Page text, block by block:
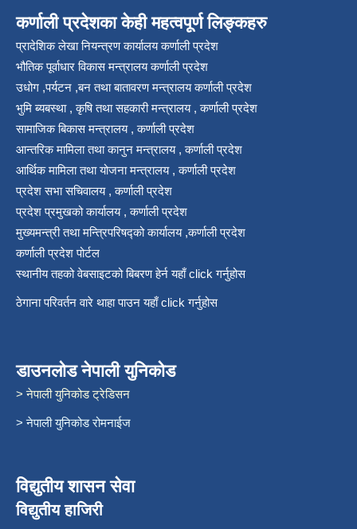
कर्णाली प्रदेशका केही महत्वपूर्ण लिङ्कहरु
प्रादेशिक लेखा नियन्त्रण कार्यालय कर्णाली प्रदेश
भौतिक पूर्वाधार विकास मन्त्रालय कर्णाली प्रदेश
उधोग ,पर्यटन ,बन तथा बातावरण मन्त्रालय कर्णाली प्रदेश
भुमि ब्यबस्था , कृषि तथा सहकारी मन्त्रालय , कर्णाली प्रदेश
सामाजिक बिकास मन्त्रालय , कर्णाली प्रदेश
आन्तरिक मामिला तथा कानुन मन्त्रालय , कर्णाली प्रदेश
आर्थिक मामिला तथा योजना मन्त्रालय , कर्णाली प्रदेश
प्रदेश सभा सचिवालय , कर्णाली प्रदेश
प्रदेश प्रमुखको कार्यालय , कर्णाली प्रदेश
मुख्यमन्त्री तथा मन्त्रिपरिषद्को कार्यालय ,कर्णाली प्रदेश
कर्णाली प्रदेश पोर्टल
स्थानीय तहको वेबसाइटको बिबरण हेर्न यहाँ click गर्नुहोस
ठेगाना परिवर्तन वारे थाहा पाउन यहाँ click गर्नुहोस
डाउनलोड नेपाली युनिकोड
> नेपाली युनिकोड ट्रेडिसन
> नेपाली युनिकोड रोमनाईज
विद्युतीय शासन सेवा
विद्युतीय हाजिरी